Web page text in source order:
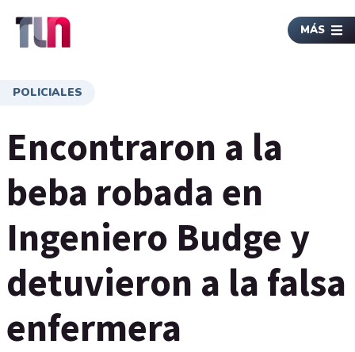
MÁS
POLICIALES
Encontraron a la
beba robada en
Ingeniero Budge y
detuvieron a la falsa
enfermera